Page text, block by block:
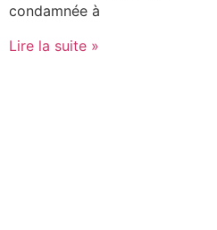
condamnée à
Lire la suite »